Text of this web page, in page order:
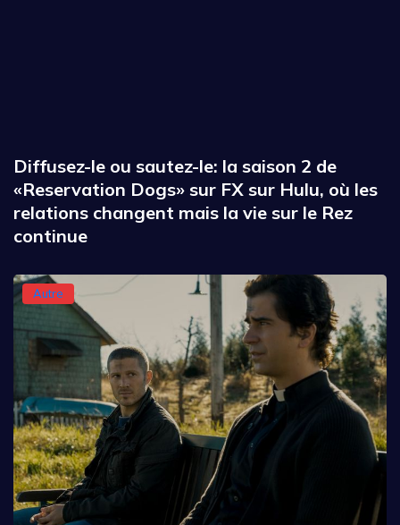
Diffusez-le ou sautez-le: la saison 2 de
«Reservation Dogs» sur FX sur Hulu, où les
relations changent mais la vie sur le Rez
continue
Autre